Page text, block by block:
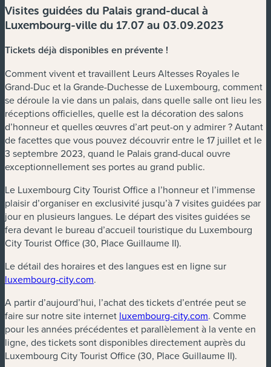
Visites guidées du Palais grand-ducal à
Luxembourg-ville du 17.07 au 03.09.2023
Tickets déjà disponibles en prévente !
Comment vivent et travaillent Leurs Altesses Royales le
Grand-Duc et la Grande-Duchesse de Luxembourg, comment
se déroule la vie dans un palais, dans quelle salle ont lieu les
réceptions officielles, quelle est la décoration des salons
d’honneur et quelles œuvres d’art peut-on y admirer ? Autant
de facettes que vous pouvez découvrir entre le 17 juillet et le
3 septembre 2023, quand le Palais grand-ducal ouvre
exceptionnellement ses portes au grand public.
Le Luxembourg City Tourist Office a l’honneur et l’immense
plaisir d’organiser en exclusivité jusqu’à 7 visites guidées par
jour en plusieurs langues. Le départ des visites guidées se
fera devant le bureau d’accueil touristique du Luxembourg
City Tourist Office (30, Place Guillaume II).
Le détail des horaires et des langues est en ligne sur
luxembourg-city.com.
A partir d’aujourd’hui, l’achat des tickets d’entrée peut se
faire sur notre site internet luxembourg-city.com. Comme
pour les années précédentes et parallèlement à la vente en
ligne, des tickets sont disponibles directement auprès du
Luxembourg City Tourist Office (30, Place Guillaume II).